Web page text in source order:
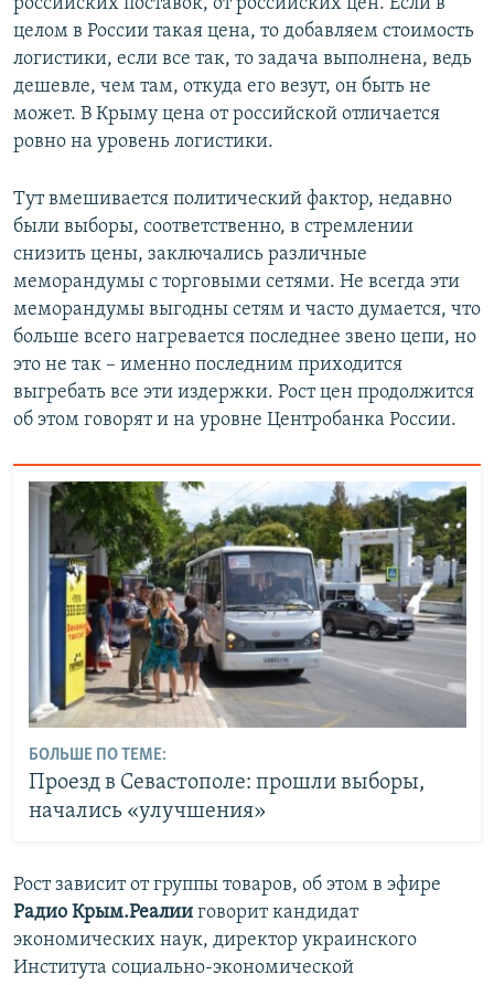
целом в России такая цена, то добавляем стоимость
логистики, если все так, то задача выполнена, ведь
дешевле, чем там, откуда его везут, он быть не
может. В Крыму цена от российской отличается
ровно на уровень логистики.
Тут вмешивается политический фактор, недавно
были выборы, соответственно, в стремлении
снизить цены, заключались различные
меморандумы с торговыми сетями. Не всегда эти
меморандумы выгодны сетям и часто думается, что
больше всего нагревается последнее звено цепи, но
это не так – именно последним приходится
выгребать все эти издержки. Рост цен продолжится
об этом говорят и на уровне Центробанка России.
БОЛЬШЕ ПО ТЕМЕ:
Проезд в Севастополе: прошли выборы,
начались «улучшения»
Рост зависит от группы товаров, об этом в эфире
Радио Крым.Реалии говорит кандидат
экономических наук, директор украинского
Института социально-экономической